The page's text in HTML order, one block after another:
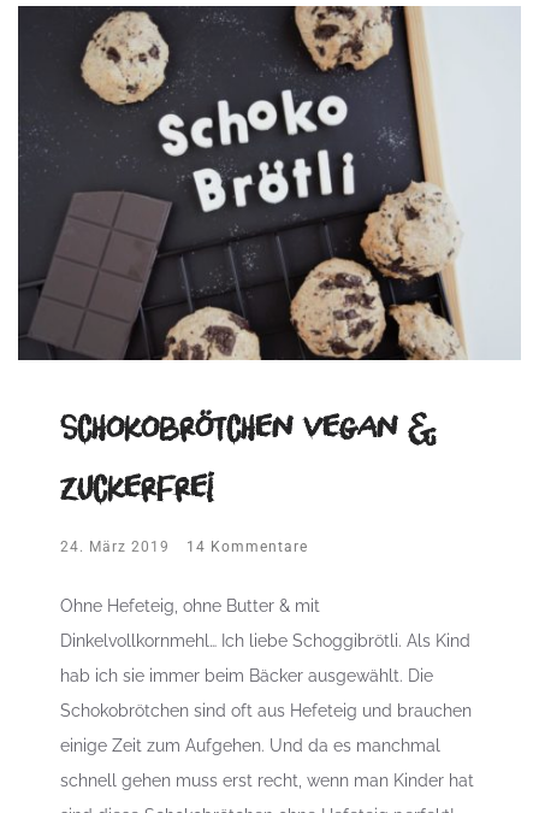
Schokobrötchen vegan &
zuckerfrei
24. März 2019 14 Kommentare
Ohne Hefeteig, ohne Butter & mit
Dinkelvollkornmehl… Ich liebe Schoggibrötli. Als Kind
hab ich sie immer beim Bäcker ausgewählt. Die
Schokobrötchen sind oft aus Hefeteig und brauchen
einige Zeit zum Aufgehen. Und da es manchmal
schnell gehen muss erst recht, wenn man Kinder hat